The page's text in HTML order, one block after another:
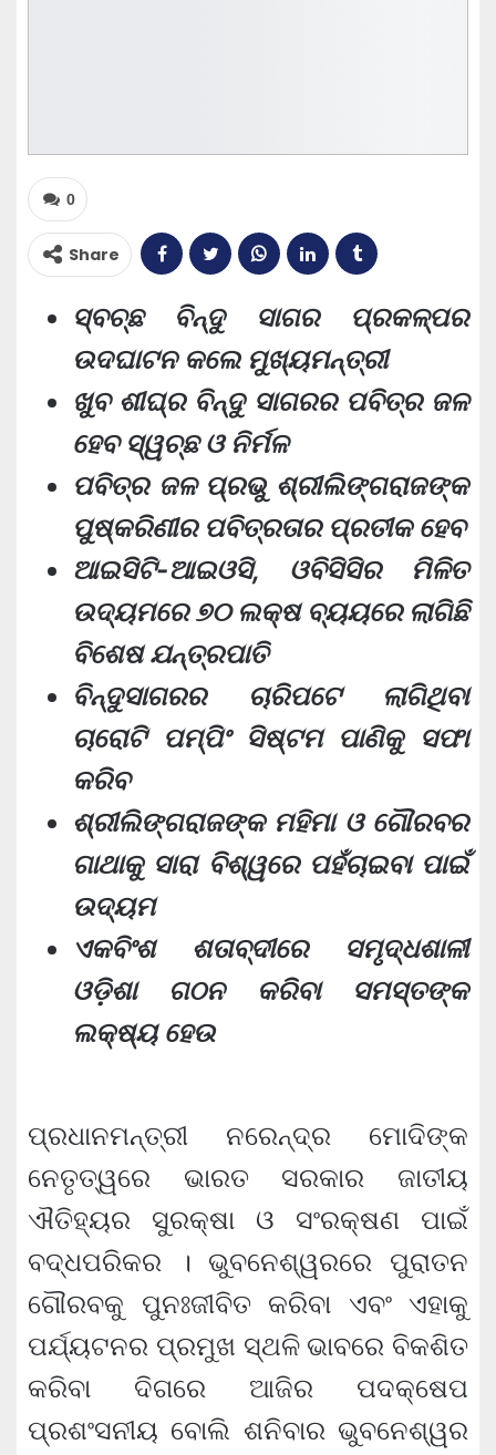
0
Share
ସ୍ବଚ୍ଛ ବିନ୍ଦୁ ସାଗର ପ୍ରକଳ୍ପର
ଉଦଘାଟନ କଲେ ମୁଖ୍ୟମନ୍ତ୍ରୀ
ଖୁବ ଶୀଘ୍ର ବିନ୍ଦୁ ସାଗରର ପବିତ୍ର ଜଳ
ହେବ ସ୍ୱଚ୍ଛ ଓ ନିର୍ମଳ
ପବିତ୍ର ଜଳ ପ୍ରଭୁ ଶ୍ରୀଲିଙ୍ଗରାଜଙ୍କ
ପୁଷ୍କରିଣୀର ପବିତ୍ରତାର ପ୍ରତୀକ ହେବ
ଆଇସିଟି-ଆଇଓସି, ଓବିସିସିର ମିଳିତ
ଉଦ୍ୟମରେ ୭୦ ଲକ୍ଷ ବ୍ୟୟରେ ଲାଗିଛି
ବିଶେଷ ଯନ୍ତ୍ରପାତି
ବିନ୍ଦୁସାଗରର ଚାରିପଟେ ଲାଗିଥିବା
ଚାରୋଟି ପମ୍ପିଂ ସିଷ୍ଟମ ପାଣିକୁ ସଫା
କରିବ
ଶ୍ରୀଲିଙ୍ଗରାଜଙ୍କ ମହିମା ଓ ଗୌରବର
ଗାଥାକୁ ସାରା ବିଶ୍ୱରେ ପହଁଚାଇବା ପାଇଁ
ଉଦ୍ୟମ
ଏକବିଂଶ ଶତାବ୍ଦୀରେ ସମୃଦ୍ଧଶାଳୀ
ଓଡ଼ିଶା ଗଠନ କରିବା ସମସ୍ତଙ୍କ
ଲକ୍ଷ୍ୟ ହେଉ
ପ୍ରଧାନମନ୍ତ୍ରୀ ନରେନ୍ଦ୍ର ମୋଦିଙ୍କ
ନେତୃତ୍ୱରେ ଭାରତ ସରକାର ଜାତୀୟ
ଐତିହ୍ୟର ସୁରକ୍ଷା ଓ ସଂରକ୍ଷଣ ପାଇଁ
ବଦ୍ଧପରିକର । ଭୁବନେଶ୍ୱରରେ ପୁରାତନ
ଗୌରବକୁ ପୁନଃଜୀବିତ କରିବା ଏବଂ ଏହାକୁ
ପର୍ଯ୍ୟଟନର ପ୍ରମୁଖ ସ୍ଥଳି ଭାବରେ ବିକଶିତ
କରିବା ଦିଗରେ ଆଜିର ପଦକ୍ଷେପ
ପ୍ରଶଂସନୀୟ ବୋଲି ଶନିବାର ଭୁବନେଶ୍ୱର